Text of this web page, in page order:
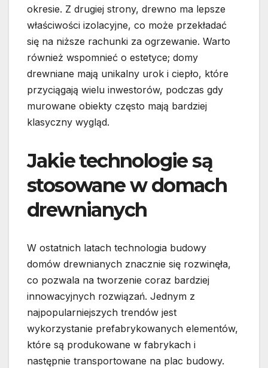
okresie. Z drugiej strony, drewno ma lepsze
właściwości izolacyjne, co może przekładać
się na niższe rachunki za ogrzewanie. Warto
również wspomnieć o estetyce; domy
drewniane mają unikalny urok i ciepło, które
przyciągają wielu inwestorów, podczas gdy
murowane obiekty często mają bardziej
klasyczny wygląd.
Jakie technologie są
stosowane w domach
drewnianych
W ostatnich latach technologia budowy
domów drewnianych znacznie się rozwinęła,
co pozwala na tworzenie coraz bardziej
innowacyjnych rozwiązań. Jednym z
najpopularniejszych trendów jest
wykorzystanie prefabrykowanych elementów,
które są produkowane w fabrykach i
następnie transportowane na plac budowy.